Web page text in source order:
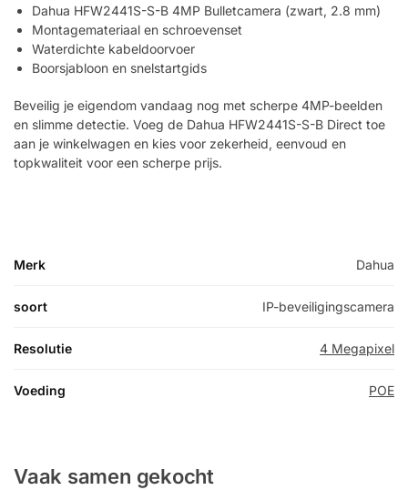
Dahua HFW2441S-S-B 4MP Bulletcamera (zwart, 2.8 mm)
Montagemateriaal en schroevenset
Waterdichte kabeldoorvoer
Boorsjabloon en snelstartgids
Beveilig je eigendom vandaag nog met scherpe 4MP-beelden
en slimme detectie. Voeg de Dahua HFW2441S-S-B Direct toe
aan je winkelwagen en kies voor zekerheid, eenvoud en
topkwaliteit voor een scherpe prijs.
Merk Dahua
soort IP-beveiligingscamera
Resolutie 4 Megapixel
Voeding POE
Vaak samen gekocht